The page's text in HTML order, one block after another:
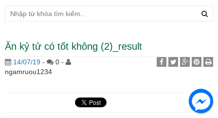
Ăn kỷ tử có tốt không (2)_result
14/07/19 -
0 -
ngamruou1234